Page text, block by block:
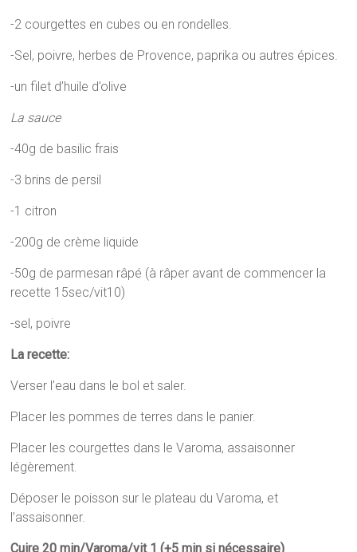
-2 courgettes en cubes ou en rondelles.
-Sel, poivre, herbes de Provence, paprika ou autres épices.
-un filet d’huile d’olive
La sauce
-40g de basilic frais
-3 brins de persil
-1 citron
-200g de crème liquide
-50g de parmesan râpé (à râper avant de commencer la
recette 15sec/vit10)
-sel, poivre
La recette:
Verser l’eau dans le bol et saler.
Placer les pommes de terres dans le panier.
Placer les courgettes dans le Varoma, assaisonner
légèrement.
Déposer le poisson sur le plateau du Varoma, et
l’assaisonner.
Cuire 20 min/Varoma/vit 1 (+5 min si nécessaire)